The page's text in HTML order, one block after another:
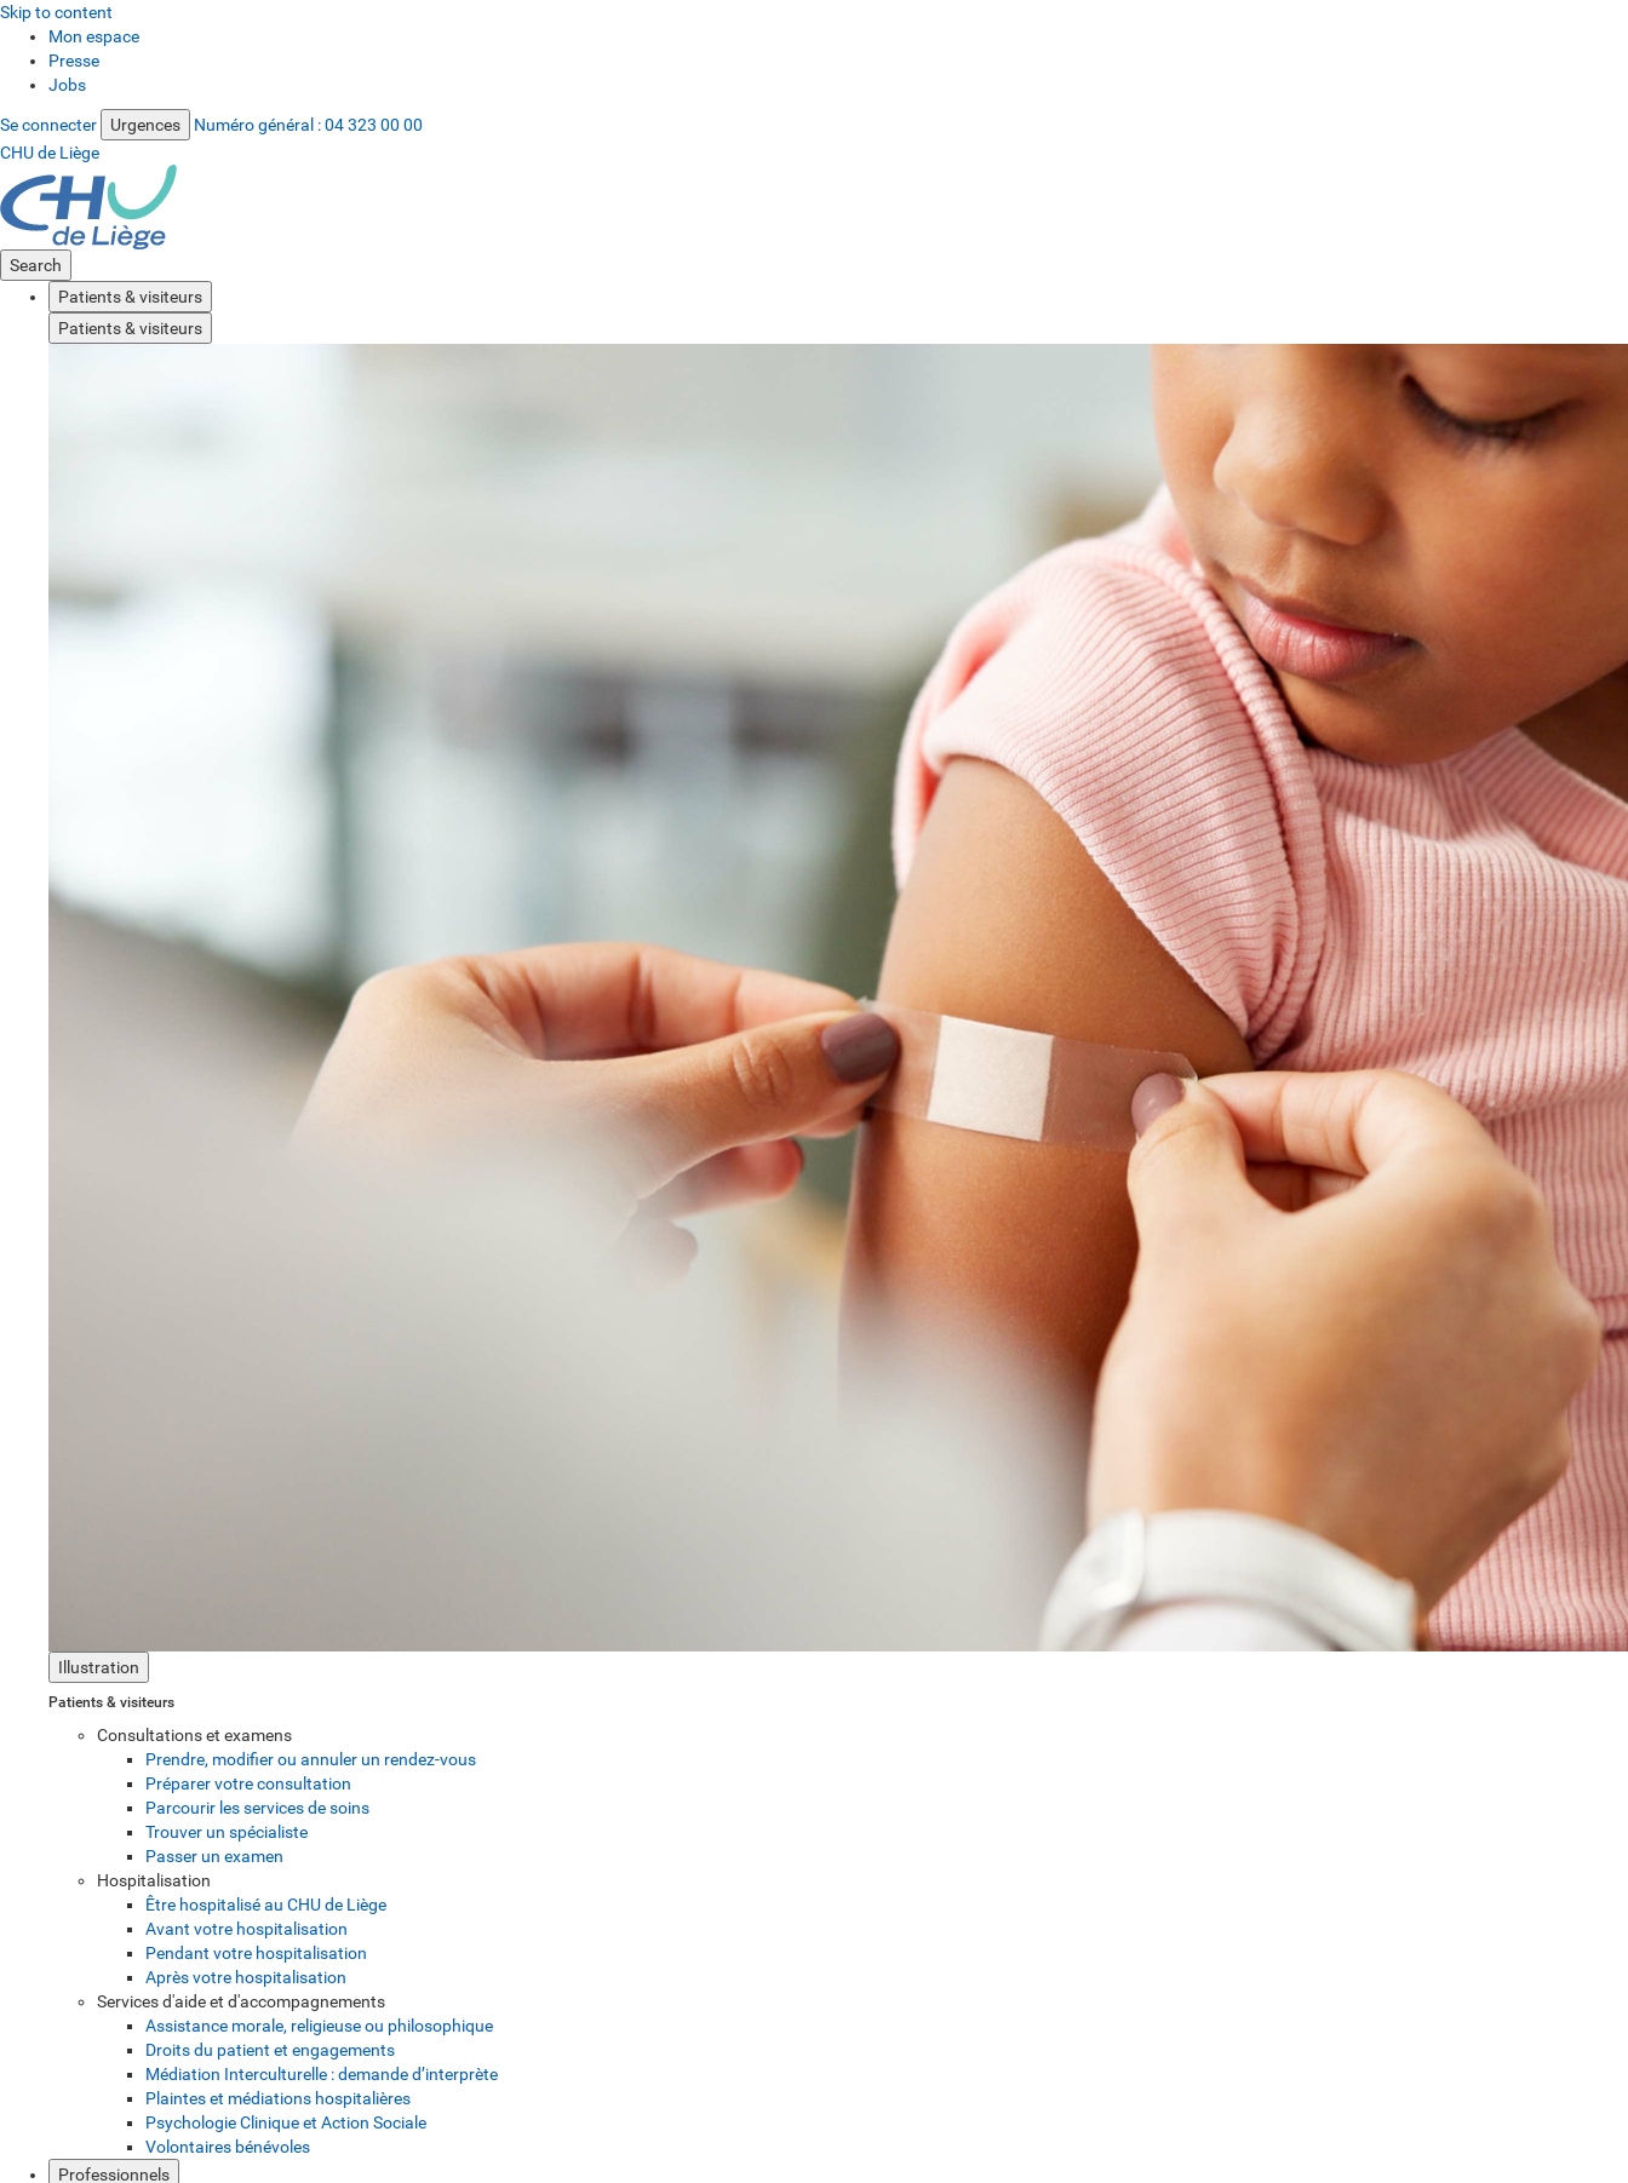
Skip to content
Mon espace
Presse
Jobs
Se connecter Urgences Numéro général :04 323 00 00
CHU de Liège
Search
Patients & visiteurs
Patients & visiteurs
Illustration
Patients & visiteurs
Consultations et examens
Prendre, modifier ou annuler un rendez-vous
Préparer votre consultation
Parcourir les services de soins
Trouver un spécialiste
Passer un examen
Hospitalisation
Être hospitalisé au CHU de Liège
Avant votre hospitalisation
Pendant votre hospitalisation
Après votre hospitalisation
Services d'aide et d'accompagnements
Assistance morale, religieuse ou philosophique
Droits du patient et engagements
Médiation Interculturelle : demande d’interprète
Plaintes et médiations hospitalières
Psychologie Clinique et Action Sociale
Volontaires bénévoles
Professionnels